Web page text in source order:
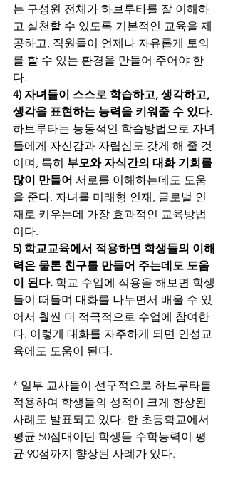
는 구성원 전체가 하브루타를 잘 이해하
고 실천할 수 있도록 기본적인 교육을 제
공하고, 직원들이 언제나 자유롭게 토의
를 할 수 있는 환경을 만들어 주어야 한
다.
4) 자녀들이 스스로 학습하고, 생각하고,
생각을 표현하는 능력을 키워줄 수 있다.
하브루타는 능동적인 학습방법으로 자녀
들에게 자신감과 자립심도 갖게 해 줄 것
이며, 특히 부모와 자식간의 대화 기회를
많이 만들어 서로를 이해하는데도 도움
을 준다. 자녀를 미래형 인재, 글로벌 인
재로 키우는데 가장 효과적인 교육방법
이다.
5) 학교교육에서 적용하면 학생들의 이해
력은 물론 친구를 만들어 주는데도 도움
이 된다. 학교 수업에 적용을 해보면 학생
들이 떠들며 대화를 나누면서 배울 수 있
어서 훨씬 더 적극적으로 수업에 참여한
다. 이렇게 대화를 자주하게 되면 인성교
육에도 도움이 된다.
* 일부 교사들이 선구적으로 하브루타를
적용하여 학생들의 성적이 크게 향상된
사례도 발표되고 있다. 한 초등학교에서
평균 50점대이던 학생들 수학능력이 평
균 90점까지 향상된 사례가 있다.